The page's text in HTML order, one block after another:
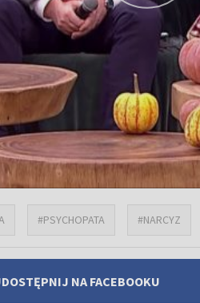
#PSYCHOPATA #NARCYZ
NA FACEBOOKU